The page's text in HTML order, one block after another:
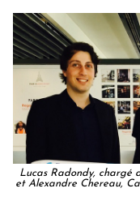
Lucas Radondy, chargé
et Alexandre Chereau,